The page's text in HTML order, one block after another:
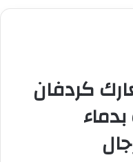
كردفان